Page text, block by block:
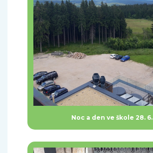
Noc a den ve škole 28. 6.